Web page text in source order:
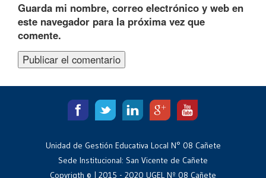
Guarda mi nombre, correo electrónico y web en
este navegador para la próxima vez que
comente.
Unidad de Gestión Educativa Local N° 08 Cañete
Sede Institucional: San Vicente de Cañete
Copyrigth © | 2015 - 2020 UGEL Nº 08 Cañete